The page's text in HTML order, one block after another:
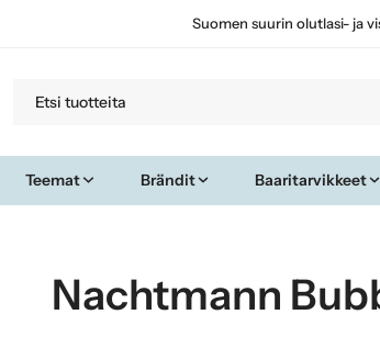
Suomen suurin olutlasi- ja
Teemat Brändit Baaritarvikkeet
Nachtmann